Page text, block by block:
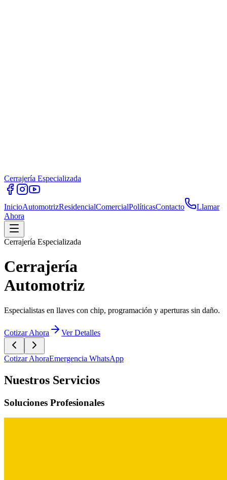
Cerrajería Especializada
InicioAutomotrizResidencialComercialPolíticasContacto
Llamar
Ahora
Cotizar AhoraEmergencia WhatsApp
Nuestros Servicios
Soluciones Profesionales